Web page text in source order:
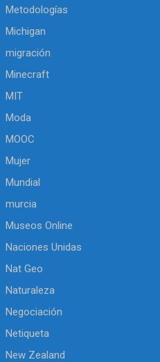
Metodologías
Michigan
migración
Minecraft
MIT
Moda
MOOC
Mujer
Mundial
murcia
Museos Online
Naciones Unidas
Nat Geo
Naturaleza
Negociación
Netiqueta
New Zealand